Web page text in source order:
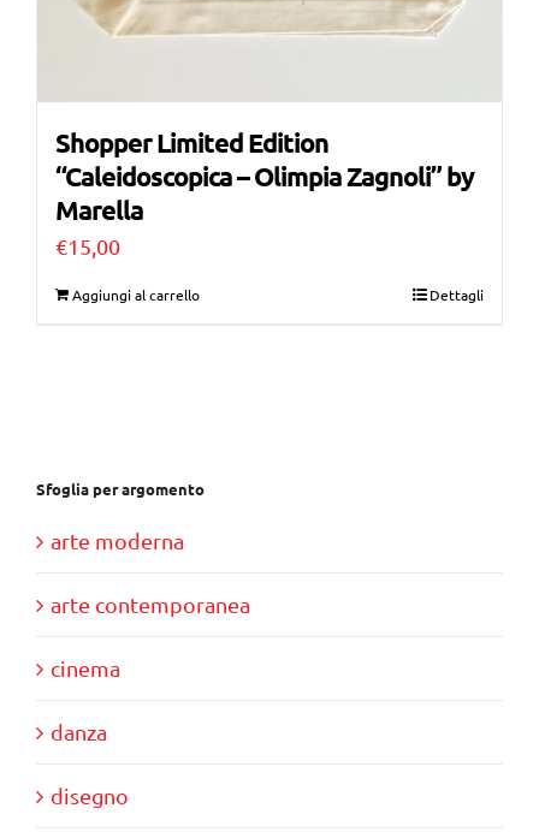
Shopper Limited Edition
“Caleidoscopica – Olimpia Zagnoli” by
Marella
€15,00
Aggiungi al carrello Dettagli
Sfoglia per argomento
arte moderna
arte contemporanea
cinema
danza
disegno